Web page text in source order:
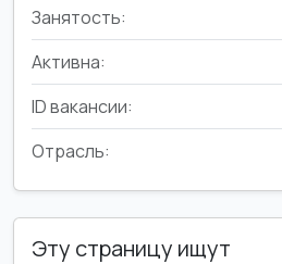
Занятость:
Активна:
ID вакансии:
Отрасль:
Эту страницу ищут